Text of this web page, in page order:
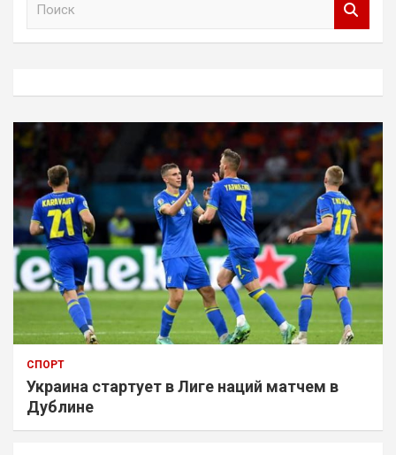
СПОРТ
Украина стартует в Лиге наций матчем в
Дублине